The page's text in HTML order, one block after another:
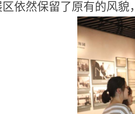
依然保留了原有的风貌